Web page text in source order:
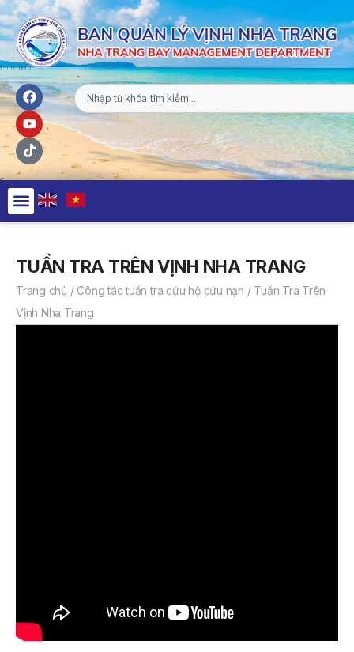
TUẦN TRA TRÊN VỊNH NHA TRANG
Trang chủ / Công tác tuần tra cứu hộ cứu nạn / Tuần Tra Trên
Vịnh Nha Trang